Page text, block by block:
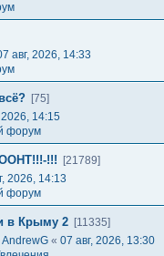
авг, 2026, 14:33
[75]
2026, 14:15
форум
!!!
[21789]
2026, 14:13
форум
в Крыму 2 [11335]
AndrewG « 07 авг, 2026, 13:30